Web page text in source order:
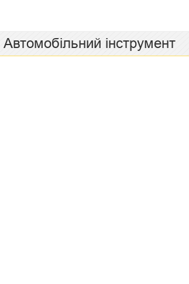
Автомобільний інструмент